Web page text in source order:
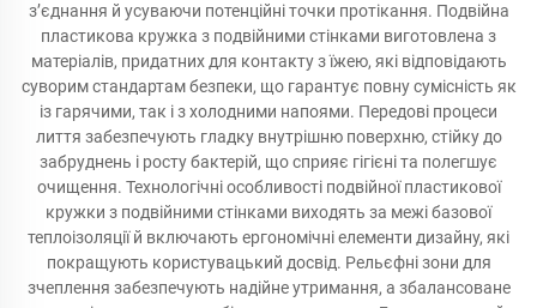
з’єднання й усуваючи потенційні точки протікання. Подвійна
пластикова кружка з подвійними стінками виготовлена з
матеріалів, придатних для контакту з їжею, які відповідають
суворим стандартам безпеки, що гарантує повну сумісність як
із гарячими, так і з холодними напоями. Передові процеси
лиття забезпечують гладку внутрішню поверхню, стійку до
забруднень і росту бактерій, що сприяє гігієні та полегшує
очищення. Технологічні особливості подвійної пластикової
кружки з подвійними стінками виходять за межі базової
теплоізоляції й включають ергономічні елементи дизайну, які
покращують користувацький досвід. Рельєфні зони для
зчеплення забезпечують надійне утримання, а збалансоване